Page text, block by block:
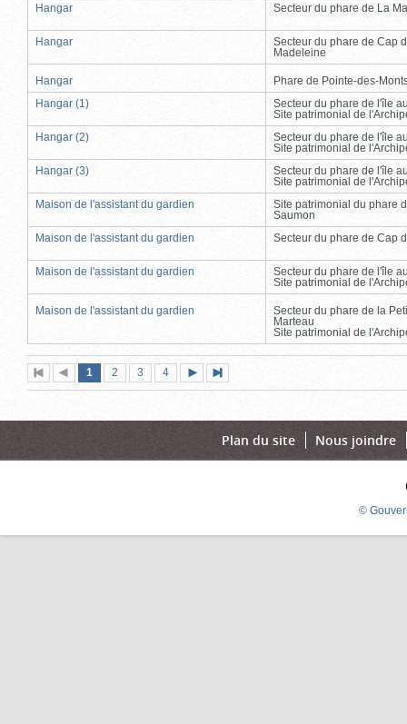
Hangar Secteur du phare de La
Hangar
Secteur du phare de Cap
Madeleine
Hangar
Phare de Pointe-des-
Hangar (1)
Secteur du phare de l'île
Site patrimonial de
Hangar (2)
Secteur du phare de l'île
Site patrimonial de
Hangar (3)
Secteur du phare de l'île
Site patrimonial de
Maison de l'assistant du gardien
Site patrimonial du phare
Saumon
Maison de l'assistant du gardien
Secteur du phare de Cap
Maison de l'assistant du gardien
Secteur du phare de l'île
Site patrimonial de
Maison de l'assistant du gardien
Secteur du phare de la
Marteau
Site patrimonial de
Première
page
Page
précédente
Page
1 (page
actuelle)
Page
2 Page
3 Page
4
suivante
page
Plan du site Nous joindre
©